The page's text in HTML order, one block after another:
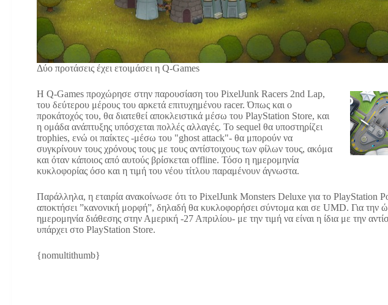
Δύο προτάσεις έχει ετοιμάσει η Q-Games
Η Q-Games προχώρησε στην παρουσίαση του PixelJunk Racers 2nd Lap,
του δεύτερου μέρους του αρκετά επιτυχημένου racer. Όπως και ο
προκάτοχός του, θα διατεθεί αποκλειστικά μέσω του PlayStation Store, και
η ομάδα ανάπτυξης υπόσχεται πολλές αλλαγές. Το sequel θα υποστηρίζει
trophies, ενώ οι παίκτες -μέσω του "ghost attack"- θα μπορούν να
συγκρίνουν τους χρόνους τους με τους αντίστοιχους των φίλων τους, ακόμα
και όταν κάποιος από αυτούς βρίσκεται offline. Τόσο η ημερομηνία
κυκλοφορίας όσο και η τιμή του νέου τίτλου παραμένουν άγνωστα.
Παράλληλα, η εταιρία ανακοίνωσε ότι το PixelJunk Monsters Deluxe για το PlayStation
αποκτήσει ”κανονική μορφή”, δηλαδή θα κυκλοφορήσει σύντομα και σε UMD. Για την
ημερομηνία διάθεσης στην Αμερική -27 Απριλίου- με την τιμή να είναι η ίδια με την
υπάρχει στο PlayStation Store.
{nomultithumb}